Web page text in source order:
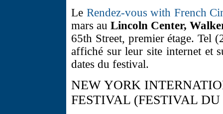
Le Rendez-vous with French
mars auLincoln Center,
65th Street, premier étage. Tel
affiché sur leur site internet et
dates du festival.
NEW YORK
FESTIVAL (FESTIVAL